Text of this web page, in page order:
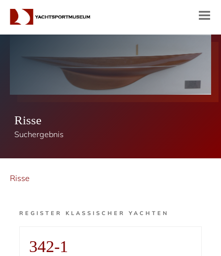
Risse
Suchergebnis
Risse
REGISTER KLASSISCHER YACHTEN
342-1